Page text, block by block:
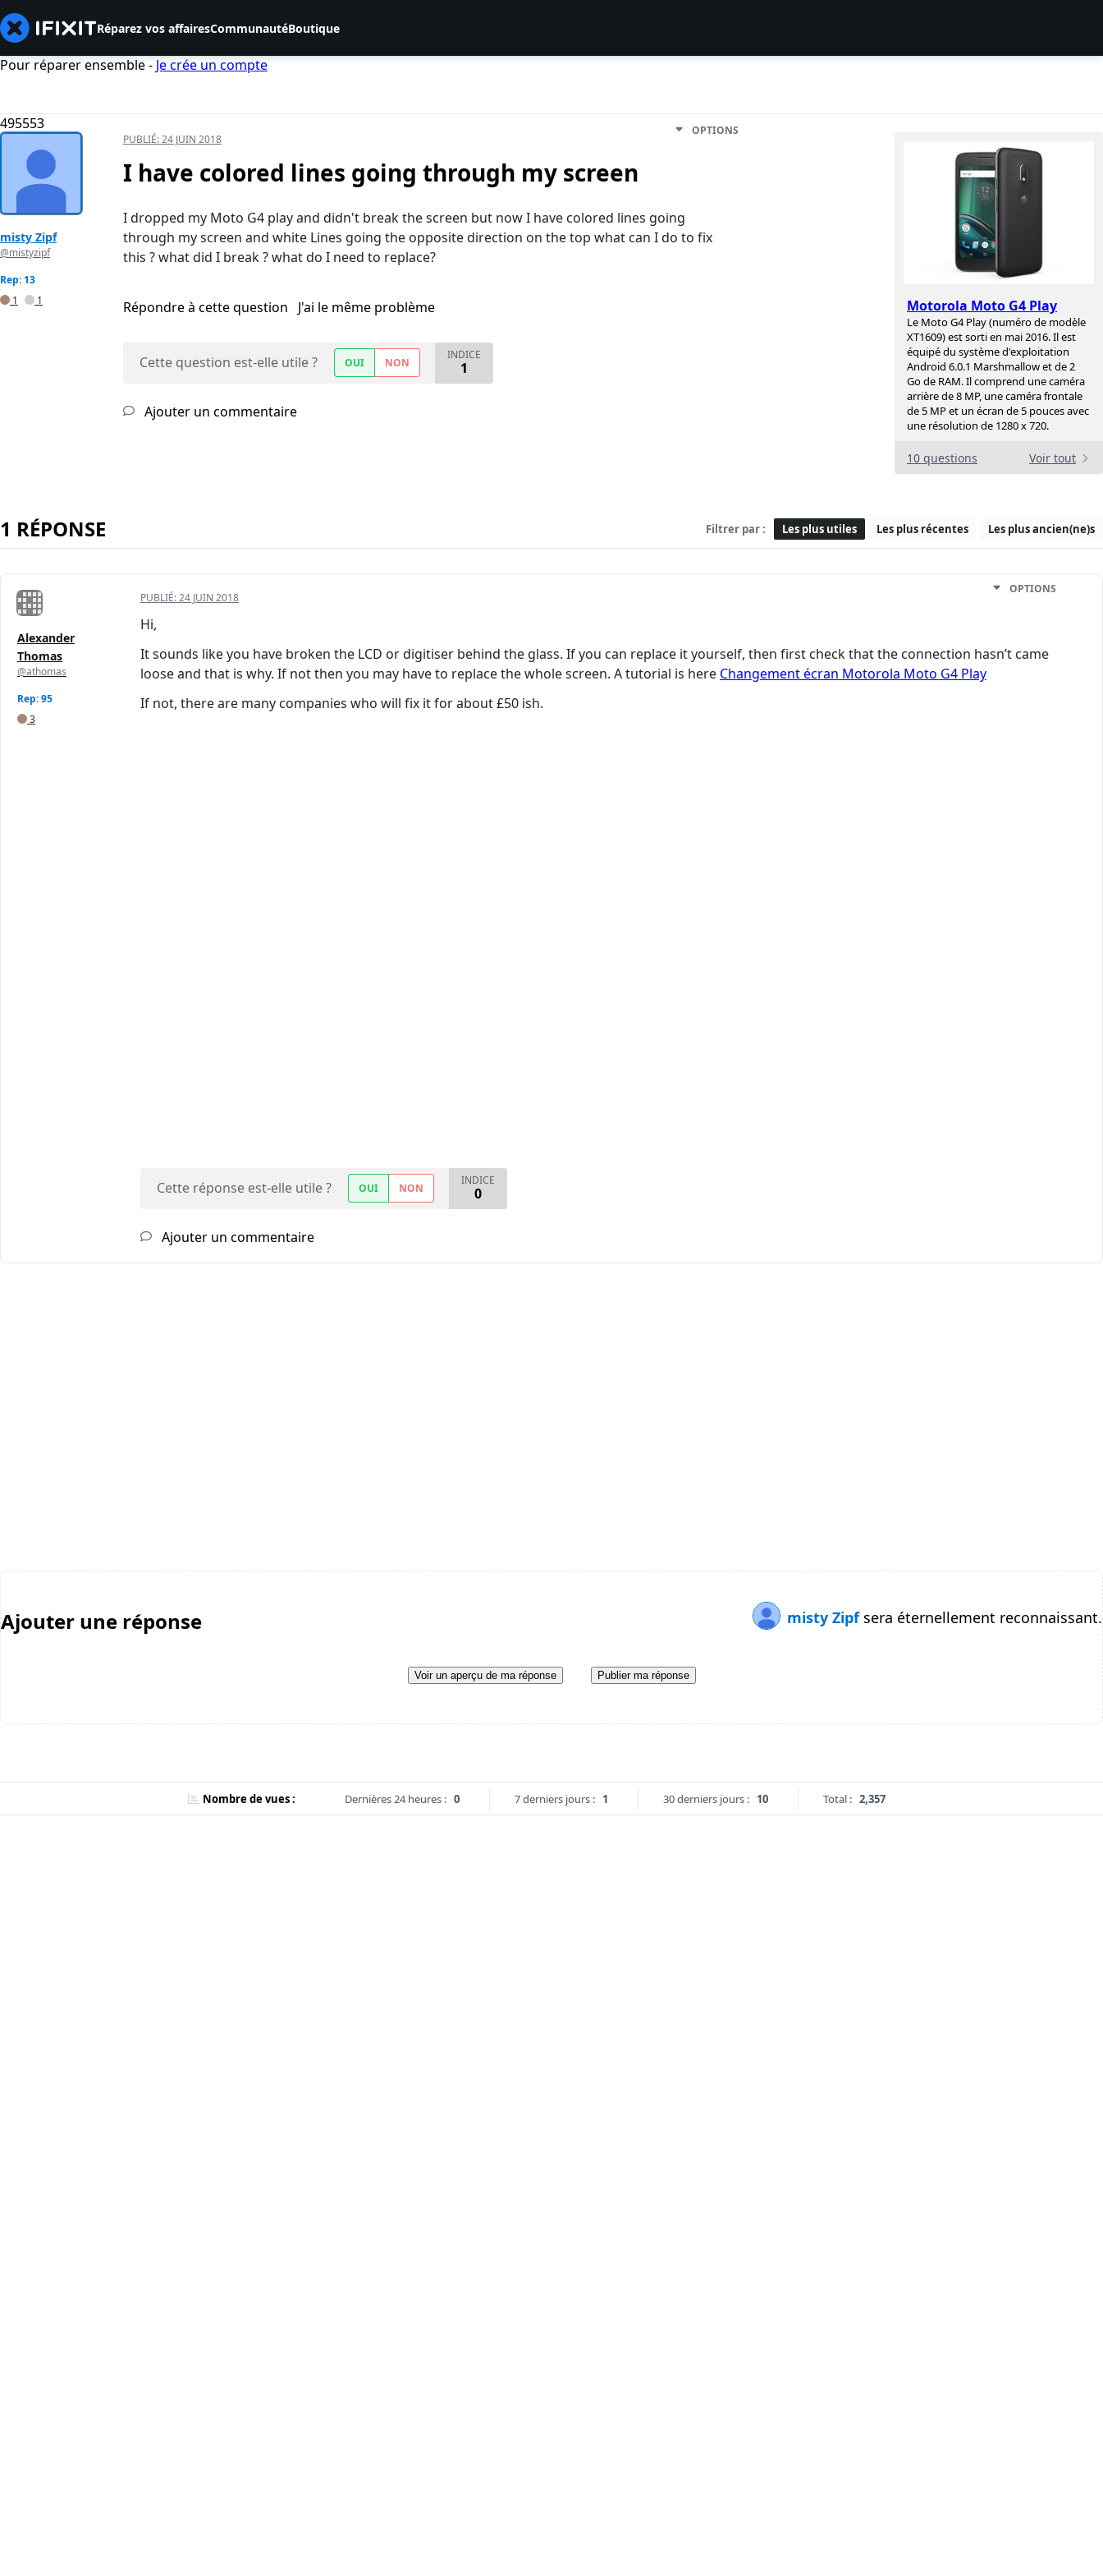
Réparez vos affairesCommunautéBoutique
Pour réparer ensemble - Je crée un compte
495553
Motorola Moto G4 Play
Le Moto G4 Play (numéro de modèle
XT1609) est sorti en mai 2016. Il est
équipé du système d'exploitation
Android 6.0.1 Marshmallow et de 2
Go de RAM. Il comprend une caméra
arrière de 8 MP, une caméra frontale
de 5 MP et un écran de 5 pouces avec
une résolution de 1280 x 720.
10 questions Voir tout
misty Zipf
@mistyzipf
Rep: 13
1
1
PUBLIÉ:24 JUIN 2018
OPTIONS
I have colored lines going through my screen
I dropped my Moto G4 play and didn't break the screen but now I have colored lines going
through my screen and white Lines going the opposite direction on the top what can I do to fix
this ? what did I break ? what do I need to replace?
Répondre à cette question J'ai le même problème
Cette question est-elle utile ? OUI NON
INDICE
1
Ajouter un commentaire
1 RÉPONSE Filtrer par : Les plus utiles Les plus récentes Les plus ancien(ne)s
Alexander
Thomas
@athomas
Rep: 95
3
PUBLIÉ:24 JUIN 2018
OPTIONS
Hi,
It sounds like you have broken the LCD or digitiser behind the glass. If you can replace it yourself, then first check that the connection hasn’t came
loose and that is why. If not then you may have to replace the whole screen. A tutorial is here Changement écran Motorola Moto G4 Play
If not, there are many companies who will fix it for about £50 ish.
Cette réponse est-elle utile ? OUI NON
INDICE
0
Ajouter un commentaire
Ajouter une réponse misty Zipf sera éternellement reconnaissant.
Voir un aperçu de ma réponse Publier ma réponse
Nombre de vues : Dernières 24 heures : 0 7 derniers jours : 1 30 derniers jours : 10 Total : 2,357